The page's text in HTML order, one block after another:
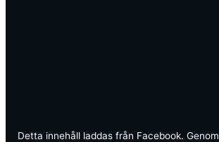
Detta innehåll laddas från Facebook. Genom